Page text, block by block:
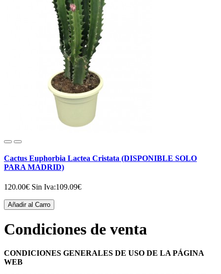
Cactus Euphorbia Lactea Cristata (DISPONIBLE SOLO
PARA MADRID)
120.00€ Sin Iva:109.09€
Añadir al Carro
Condiciones de venta
CONDICIONES GENERALES DE USO DE LA PÁGINA
WEB